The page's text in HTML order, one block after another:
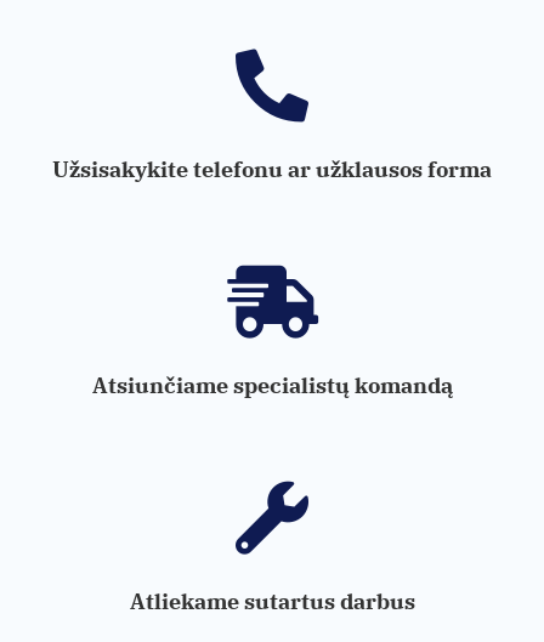
Užsisakykite telefonu ar užklausos forma
Atsiunčiame specialistų komandą
Atliekame sutartus darbus